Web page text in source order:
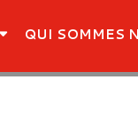
QUI SOMMES